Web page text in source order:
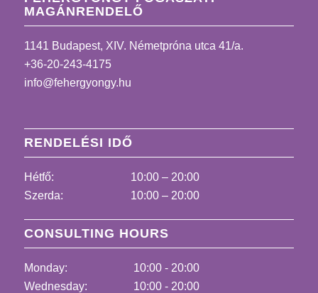
MAGÁNRENDELŐ
1141 Budapest, XIV. Németpróna utca 41/a.
+36-20-243-4175
info@fehergyongy.hu
RENDELÉSI IDŐ
Hétfő:
10:00 – 20:00
Szerda:
10:00 – 20:00
CONSULTING HOURS
Monday:
10:00 - 20:00
Wednesday:
10:00 - 20:00